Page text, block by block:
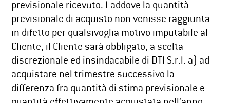
previsionale ricevuto. Laddove la quantità
previsionale di acquisto non venisse raggiunta
in difetto per qualsivoglia motivo imputabile al
Cliente, il Cliente sarà obbligato, a scelta
discrezionale ed insindacabile di DTI S.r.l. a) ad
acquistare nel trimestre successivo la
differenza fra quantità di stima previsionale e